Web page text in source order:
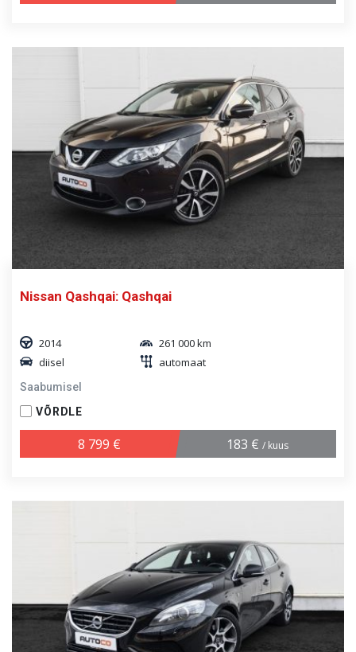
Nissan Qashqai: Qashqai
2014
261 000 km
diisel
automaat
Saabumisel
VÕRDLE
8 799 € 183 € / kuus